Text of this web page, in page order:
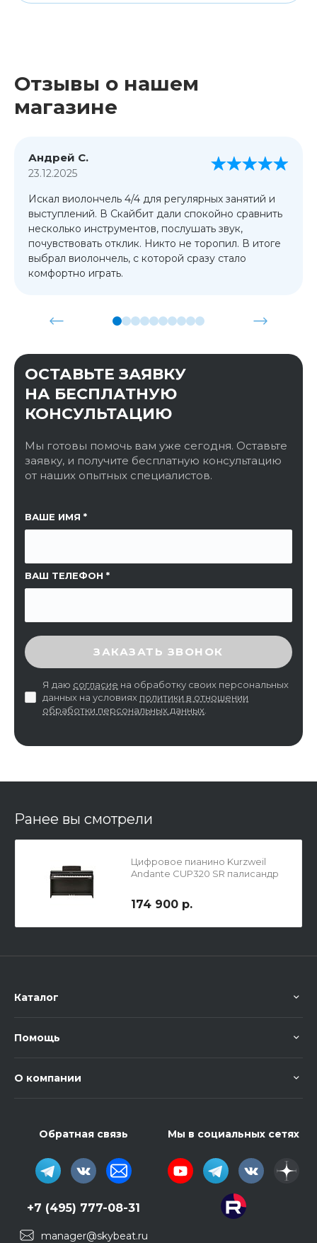
Отзывы о нашем
магазине
Андрей С.
23.12.2025
Искал виолончель 4/4 для регулярных занятий и
выступлений. В Скайбит дали спокойно сравнить
несколько инструментов, послушать звук,
почувствовать отклик. Никто не торопил. В итоге
выбрал виолончель, с которой сразу стало
комфортно играть.
ОСТАВЬТЕ ЗАЯВКУ
НА БЕСПЛАТНУЮ
КОНСУЛЬТАЦИЮ
Мы готовы помочь вам уже сегодня. Оставьте
заявку, и получите бесплатную консультацию
от наших опытных специалистов.
ВАШЕ ИМЯ
ВАШ ТЕЛЕФОН
ССЫЛКА НА СТРАНИЦУ
ВВЕДИТЕ ПРОВЕРОЧНЫЙ КОД
ЗАКАЗАТЬ ЗВОНОК
Я даю согласие на обработку своих персональных
данных на условиях политики в отношении
обработки персональных данных
Ранее вы смотрели
Цифровое пианино Kurzweil
Andante CUP320 SR палисандр
174 900 р.
Каталог
Помощь
О компании
Обратная связь
+7 (495) 777-08-31
manager@skybeat.ru
Мы в социальных сетях